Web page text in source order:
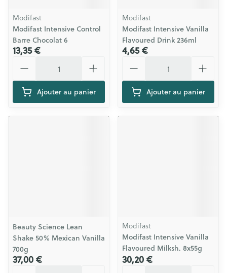
Modifast
Modifast Intensive Control
Barre Chocolat 6
13,35 €
Ajouter au panier
Modifast
Modifast Intensive Vanilla
Flavoured Drink 236ml
4,65 €
Ajouter au panier
Beauty Science Lean
Shake 50% Mexican Vanilla
700g
37,00 €
Modifast
Modifast Intensive Vanilla
Flavoured Milksh. 8x55g
30,20 €